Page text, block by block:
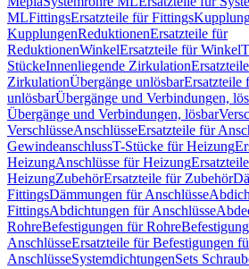
MLFittingsErsatzteile für Fittings
KupplungenReduktionenErsatzteile für
ReduktionenWinkelErsatzteile für Winkel
StückeInnenliegende Zirkulation
ZirkulationÜbergänge unlösbarErsatzteile
unlösbarÜbergänge und Verbindungen,
Übergänge und Verbindungen, lösbar
VerschlüsseAnschlüsseErsatzteile für
GewindeanschlussT-Stücke für Heizung
HeizungAnschlüsse für Heizung
HeizungZubehörErsatzteile für Zubehör
FittingsDämmungen für Anschlüsse
FittingsAbdichtungen für Anschlüsse
RohreBefestigungen für Rohre
AnschlüsseErsatzteile für Befestigungen
AnschlüsseSystemdichtungenSets